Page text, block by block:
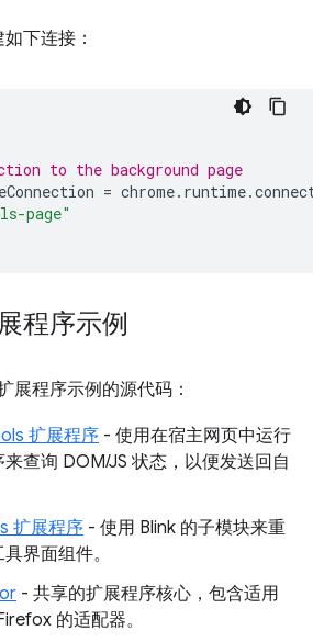
下连接：
to the background page
= chrome. runtime.
page"
程序示例
展程序示例的源代码：
扩展程序 - 使用在宿主网页中运行
查询 DOM/JS 状态，以便发送回自
扩展程序 - 使用 Blink 的子模块来重
界面组件。
- 共享的扩展程序核心，包含适用
的适配器。